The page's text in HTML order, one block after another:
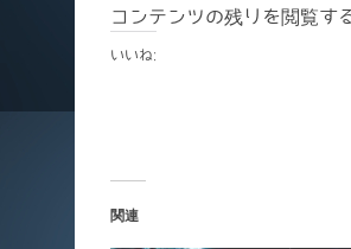
コンテンツの残りを閲覧す
いいね:
関連